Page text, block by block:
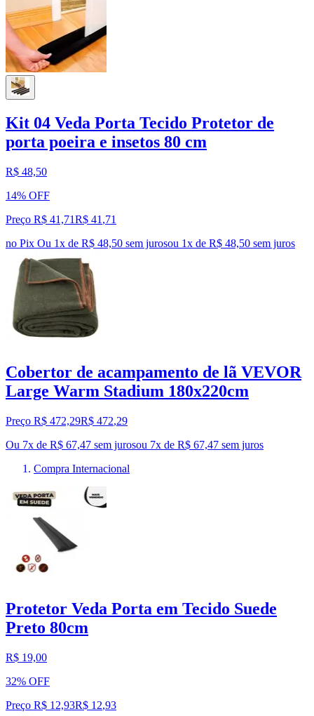
Kit 04 Veda Porta Tecido Protetor de
porta poeira e insetos 80 cm
R$ 48,50
14% OFF
Preço R$ 41,71R$ 41 ,71
no Pix Ou 1x de R$ 48,50 sem jurosou 1x de R$ 48,50 sem juros
Cobertor de acampamento de lã VEVOR
Large Warm Stadium 180x220cm
Preço R$ 472,29R$ 472,29
Ou 7x de R$ 67,47 sem jurosou 7x de R$ 67,47 sem juros
Compra Internacional
Protetor Veda Porta em Tecido Suede
Preto 80cm
R$ 19,00
32% OFF
Preço R$ 12,93R$ 12,93